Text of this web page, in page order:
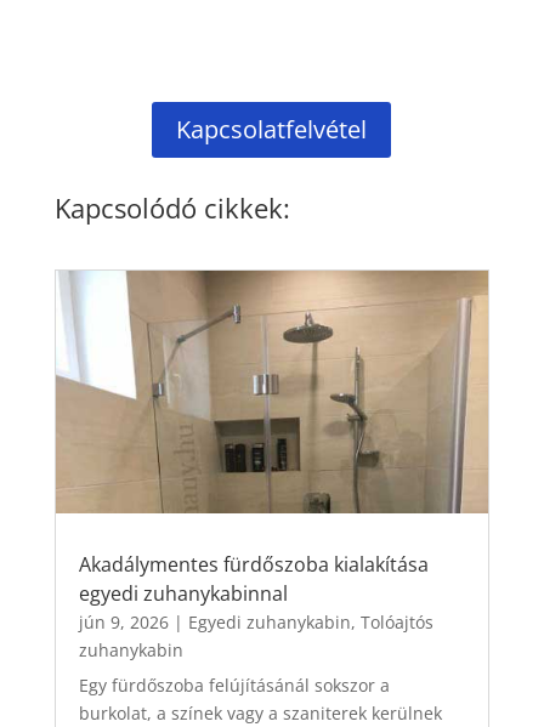
Kapcsolatfelvétel
Kapcsolódó cikkek:
Akadálymentes fürdőszoba kialakítása
egyedi zuhanykabinnal
jún 9, 2026| Egyedi zuhanykabin, Tolóajtós
zuhanykabin
Egy fürdőszoba felújításánál sokszor a
burkolat, a színek vagy a szaniterek kerülnek